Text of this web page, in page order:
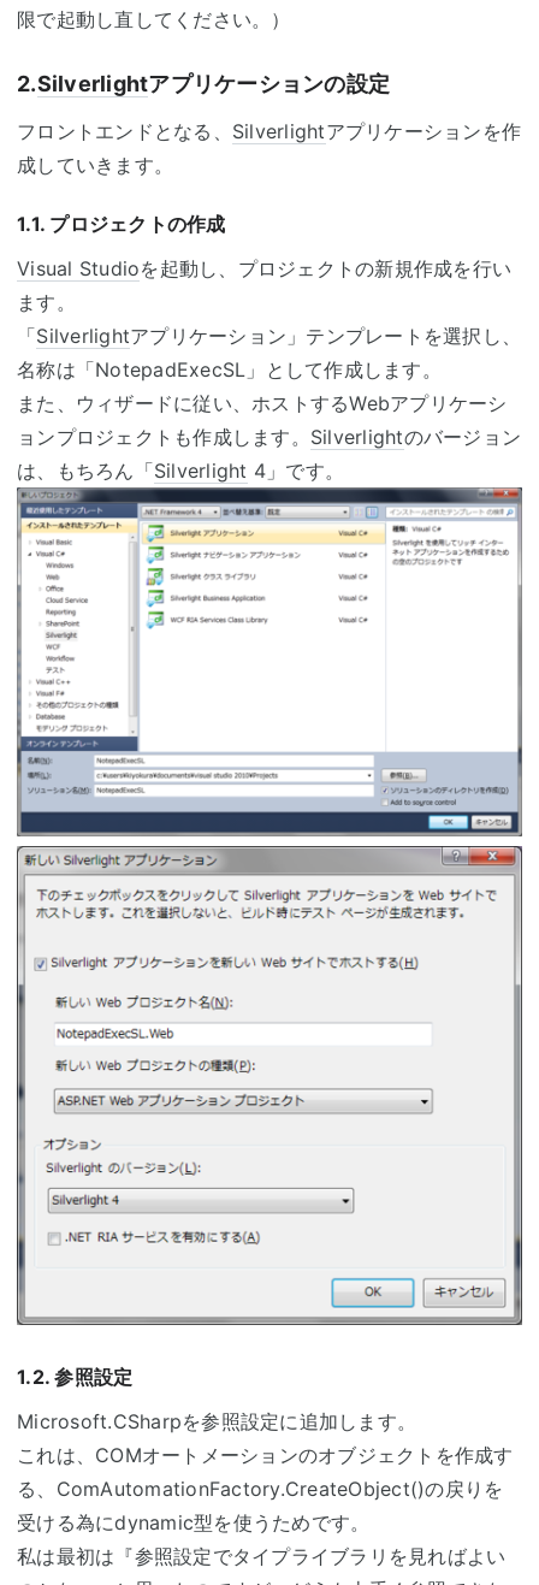
限で起動し直してください。）
2.Silverlightアプリケーションの設定
フロントエンドとなる、 Silverlightアプリケーションを作
成していきます。
1.1. プロジェクトの作成
Visual Studioを起動し、プロジェクトの新規作成を行い
ます。
「Silverlightアプリケーション」テンプレートを選択し、
名称は「NotepadExecSL」として作成します。
また、ウィザードに従い、ホストするWebアプリケーシ
ョンプロジェクトも作成します。 Silverlightのバージョン
は、もちろん「Silverlight 4」です。
1.2. 参照設定
Microsoft.CSharpを参照設定に追加します。
これは、COMオートメーションのオブジェクトを作成す
る、ComAutomationFactory.CreateObject()の戻りを
受ける為にdynamic型を使うためです。
私は最初は『参照設定でタイプライブラリを見ればよい